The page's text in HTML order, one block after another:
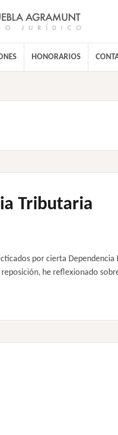
HONORARIOS
Tributaria
por cierta Dependencia
he reflexionado